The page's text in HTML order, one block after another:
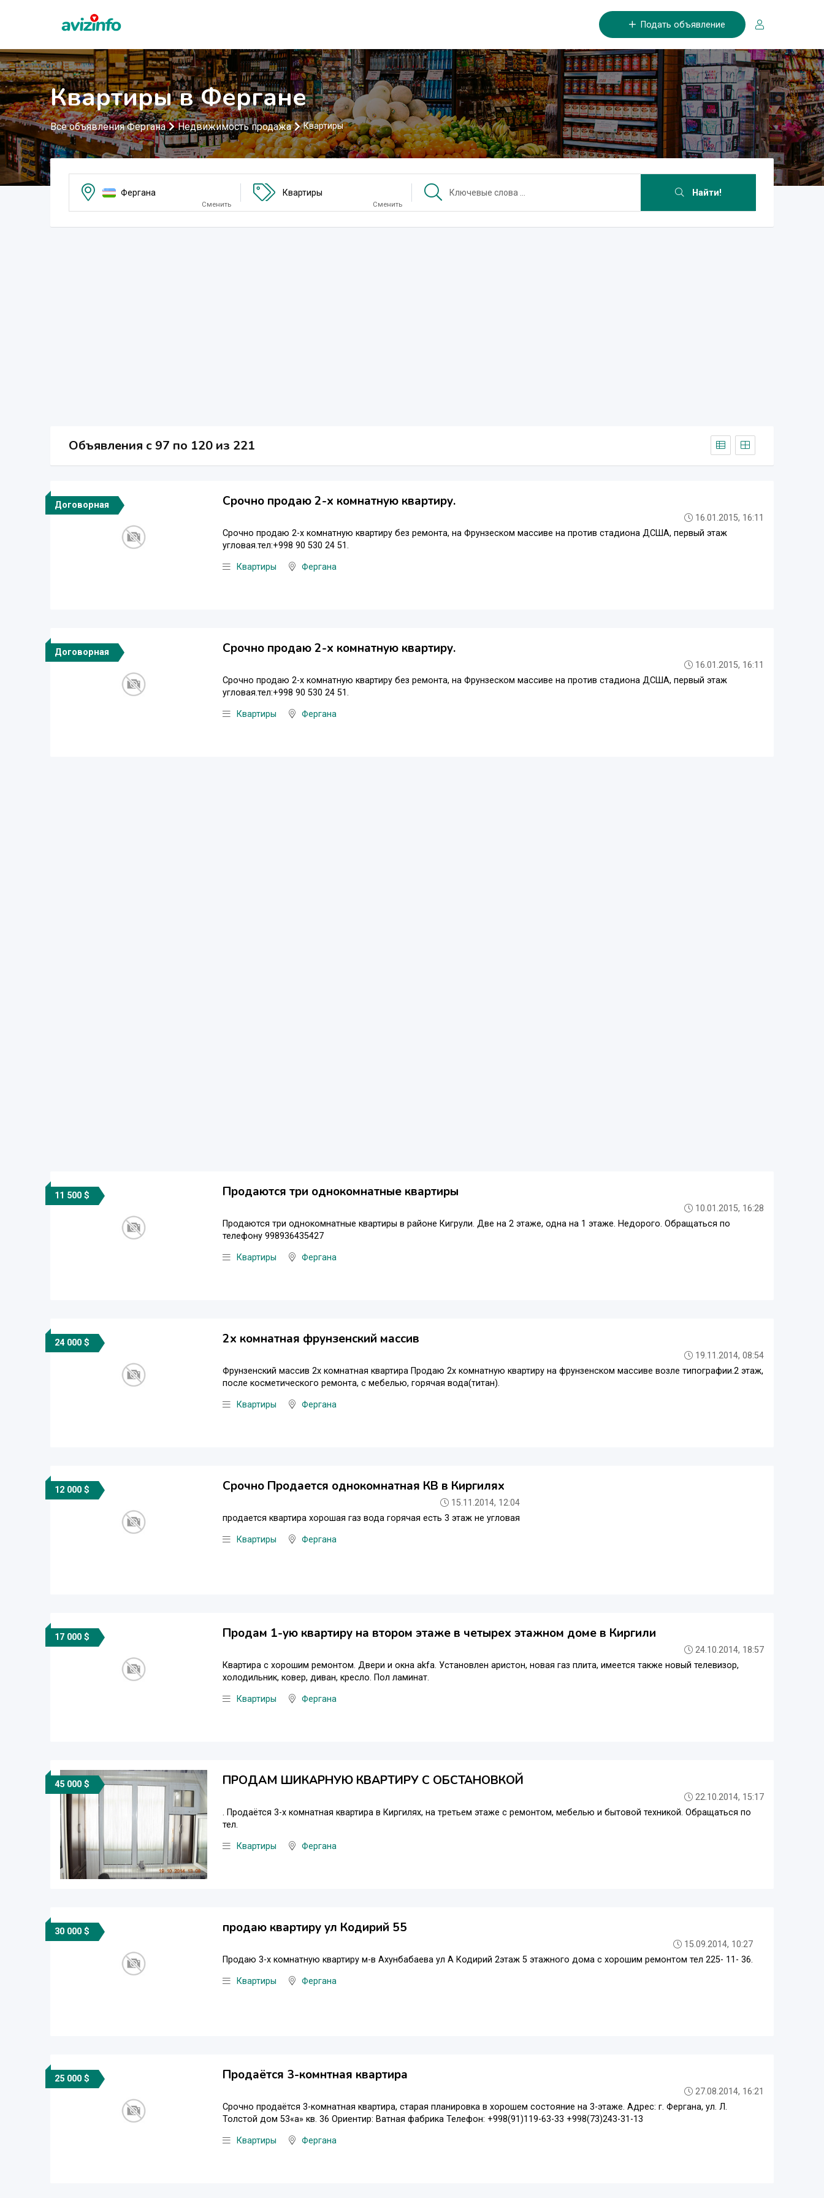
Подать объявление
Квартиры в Фергане
Все объявления Фергана Недвижимость продажа Квартиры
Фергана
Сменить
Квартиры
Сменить
Найти!
Объявления c 97 по 120 из 221
Договорная Срочно продаю 2-х комнатную квартиру.
16.01.2015, 16:11
Срочно продаю 2-х комнатную квартиру без ремонта, на Фрунзеском массиве на против стадиона ДСША, первый этаж
угловая.тел:+998 90 530 24 51.
Квартиры Фергана
Договорная Срочно продаю 2-х комнатную квартиру.
16.01.2015, 16:11
Срочно продаю 2-х комнатную квартиру без ремонта, на Фрунзеском массиве на против стадиона ДСША, первый этаж
угловая.тел:+998 90 530 24 51.
Квартиры Фергана
11 500 $ Продаются три однокомнатные квартиры
10.01.2015, 16:28
Продаются три однокомнатные квартиры в районе Кигрули. Две на 2 этаже, одна на 1 этаже. Недорого. Обращаться по
телефону 998936435427
Квартиры Фергана
24 000 $ 2х комнатная фрунзенский массив
19.11.2014, 08:54
Фрунзенский массив 2х комнатная квартира Продаю 2х комнатную квартиру на фрунзенском массиве возле типографии.2 этаж,
после косметического ремонта, с мебелью, горячая вода(титан).
Квартиры Фергана
12 000 $ Срочно Продается однокомнатная КВ в Киргилях
15.11.2014, 12:04
продается квартира хорошая газ вода горячая есть 3 этаж не угловая
Квартиры Фергана
17 000 $ Продам 1-ую квартиру на втором этаже в четырех этажном доме в Киргили
24.10.2014, 18:57
Квартира с хорошим ремонтом. Двери и окна akfa. Установлен аристон, новая газ плита, имеется также новый телевизор,
холодильник, ковер, диван, кресло. Пол ламинат.
Квартиры Фергана
45 000 $ ПРОДАМ ШИКАРНУЮ КВАРТИРУ С ОБСТАНОВКОЙ
22.10.2014, 15:17
. Продаётся 3-х комнатная квартира в Киргилях, на третьем этаже с ремонтом, мебелью и бытовой техникой. Обращаться по
тел.
Квартиры Фергана
30 000 $ продаю квартиру ул Кодирий 55
15.09.2014, 10:27
Продаю 3-х комнатную квартиру м-в Ахунбабаева ул А Кодирий 2этаж 5 этажного дома с хорошим ремонтом тел 225- 11- 36.
Квартиры Фергана
25 000 $ Продаётся 3-комнтная квартира
27.08.2014, 16:21
Срочно продаётся 3-комнатная квартира, старая планировка в хорошем состояние на 3-этаже. Адрес: г. Фергана, ул. Л.
Толстой дом 53«а» кв. 36 Ориентир: Ватная фабрика Телефон: +998(91)119-63-33 +998(73)243-31-13
Квартиры Фергана